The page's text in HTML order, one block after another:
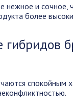
нежное и сочное,
более
спокойным